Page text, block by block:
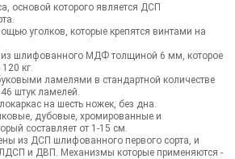
основой которого является ДСП
уголков, которые крепятся винтами на
из шлифованного МДФ толщиной 6 мм, которое
кг.
ламелями в стандартной количестве
штук ламелей.
на шесть ножек, без дна.
дубовые, хромированные и
составляет от 1-15 см.
из ДСП шлифованного первого сорта, и
и ДВП. Механизмы которые применяются -